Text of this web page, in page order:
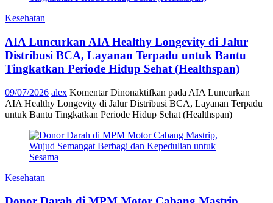
Kesehatan
AIA Luncurkan AIA Healthy Longevity di Jalur
Distribusi BCA, Layanan Terpadu untuk Bantu
Tingkatkan Periode Hidup Sehat (Healthspan)
09/07/2026 alex Komentar Dinonaktifkan pada AIA Luncurkan
AIA Healthy Longevity di Jalur Distribusi BCA, Layanan Terpadu
untuk Bantu Tingkatkan Periode Hidup Sehat (Healthspan)
Kesehatan